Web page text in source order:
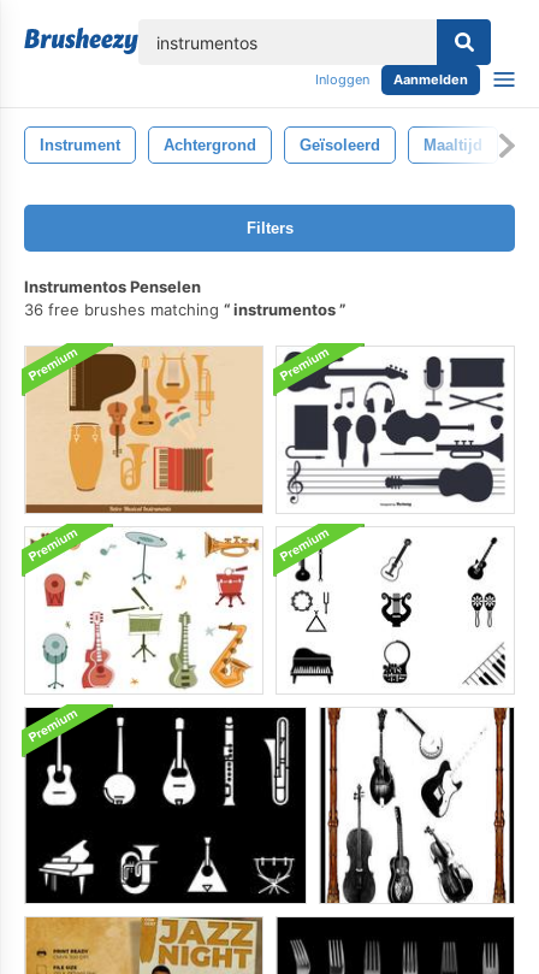
Inloggen Aanmelden
Instrument Achtergrond Geïsoleerd Maaltijd
Filters
Instrumentos Penselen
36 free brushes matching
instrumentos